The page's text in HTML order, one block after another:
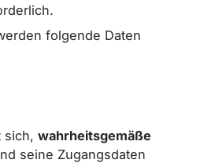
folgende Daten
sich, wahrheitsgemäße
seine Zugangsdaten